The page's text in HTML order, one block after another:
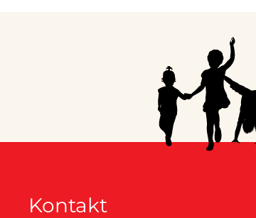
Kontakt